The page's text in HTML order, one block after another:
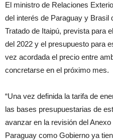
El ministro de Relaciones
del interés de Paraguay y Brasil
Tratado de Itaipú, prevista para
del 2022 y el presupuesto para
vez acordada el precio entre
concretarse en el próximo mes.
“Una vez definida la tarifa de
las bases presupuestarias de
avanzar en la revisión del
Paraguay como Gobierno ya